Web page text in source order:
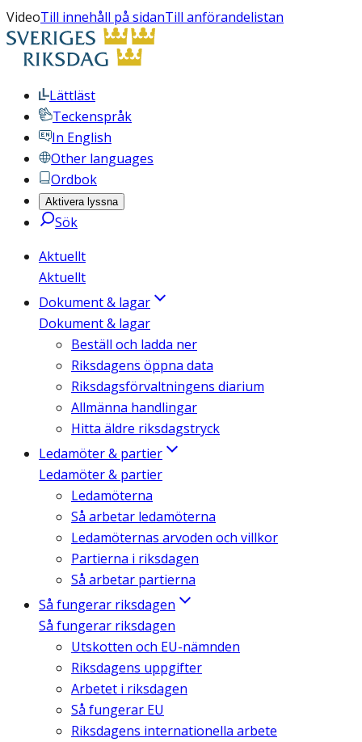
VideoTill innehåll på sidanTill anförandelistan
Lättläst
Teckenspråk
In English
Other languages
Ordbok
Aktivera lyssna
Sök
Aktuellt
Aktuellt
Dokument & lagar
Dokument & lagar
Beställ och ladda ner
Riksdagens öppna data
Riksdagsförvaltningens diarium
Allmänna handlingar
Hitta äldre riksdagstryck
Ledamöter & partier
Ledamöter & partier
Ledamöterna
Så arbetar ledamöterna
Ledamöternas arvoden och villkor
Partierna i riksdagen
Så arbetar partierna
Så fungerar riksdagen
Så fungerar riksdagen
Utskotten och EU-nämnden
Riksdagens uppgifter
Arbetet i riksdagen
Så fungerar EU
Riksdagens internationella arbete